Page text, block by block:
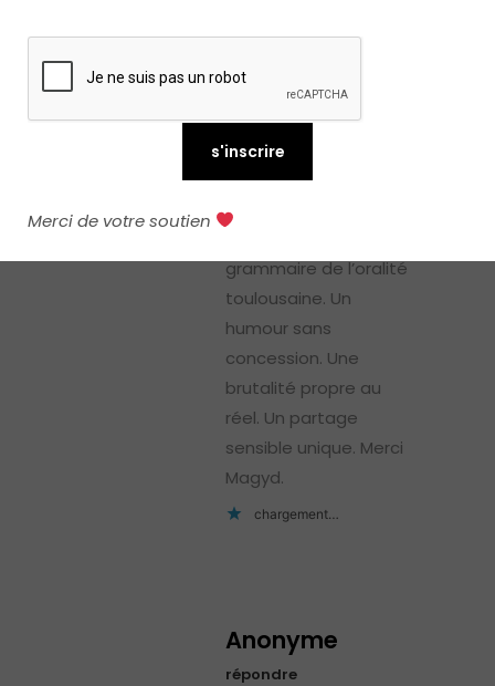
jamais entendu. J’ai
été surprise par un
texte qui dépasse les
mots et dont l’écoute
révèle toute la
grammaire de l’oralité
toulousaine. Un
humour sans
concession. Une
brutalité propre au
réel. Un partage
sensible unique. Merci
Magyd.
chargement…
Anonyme
répondre
Merci de votre soutien